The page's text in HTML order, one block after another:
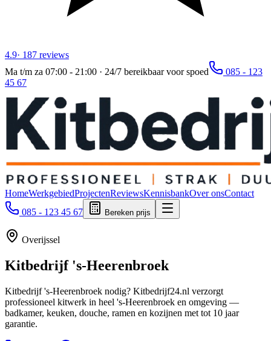
4.9· 187 reviews
Ma t/m za 07:00 - 21:00 · 24/7 bereikbaar voor spoed
085 - 123
45 67
HomeWerkgebiedProjectenReviewsKennisbankOver onsContact
085 - 123 45 67
Bereken prijs
Overijssel
Kitbedrijf 's-Heerenbroek
Kitbedrijf 's-Heerenbroek nodig? Kitbedrijf24.nl verzorgt
professioneel kitwerk in heel 's-Heerenbroek en omgeving —
badkamer, keuken, douche, ramen en kozijnen met tot 10 jaar
garantie.